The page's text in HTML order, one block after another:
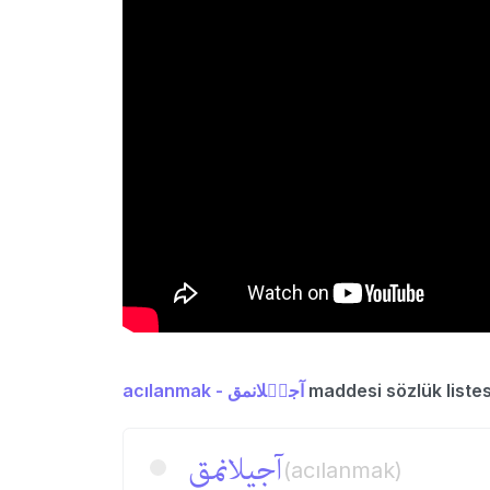
acılanmak - آجیٖلانمق maddesi sözlük
آجیٖلانمق(acılanmak)